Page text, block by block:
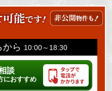
から 10:00～18:30
談
におすすめ